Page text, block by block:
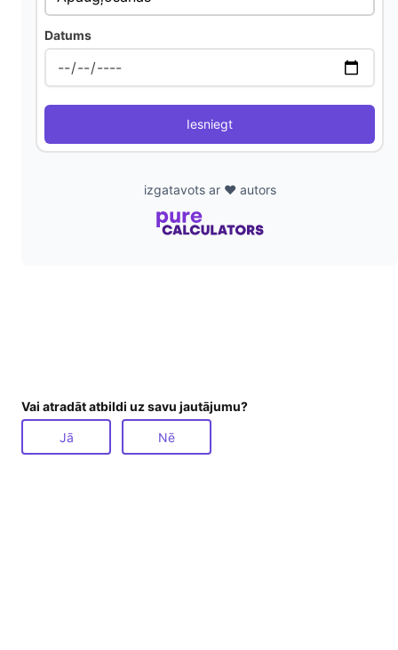
d
e
o
Datums
Iesniegt
izgatavots ar ❤️ autors
Vai atradāt atbildi uz savu jautājumu?
Jā Nē